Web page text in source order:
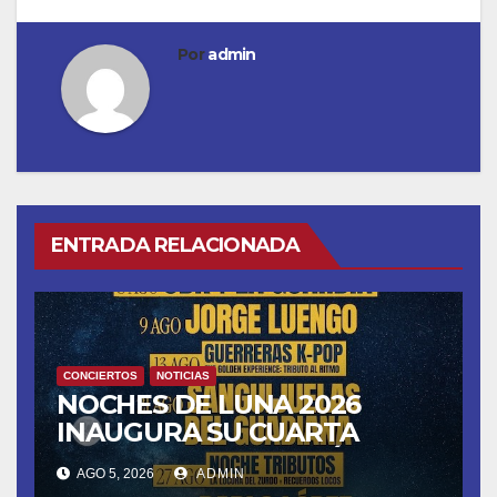
Poradmin
ENTRADA RELACIONADA
CONCIERTOS NOTICIAS
NOCHES DE LUNA 2026
INAUGURA SU CUARTA
TEMPORADA ESTE SÁBADO
8 CON OBK Y LA GUARDIA
AGO 5, 2026 ADMIN